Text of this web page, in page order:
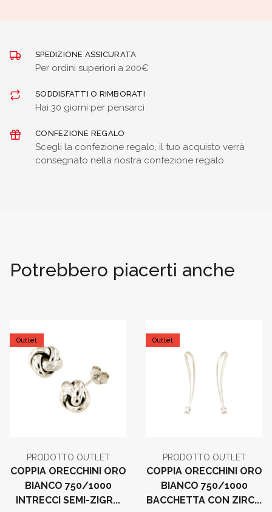
SPEDIZIONE ASSICURATA
Per ordini superiori a 200€
SODDISFATTI O RIMBORATI
Hai 30 giorni per pensarci
CONFEZIONE REGALO
Scegli la confezione regalo, il tuo acquisto verrà
consegnato nella nostra confezione regalo
Potrebbero piacerti anche
Outlet
PRODOTTO OUTLET
COPPIA ORECCHINI ORO
BIANCO 750/1000
INTRECCI SEMI-ZIGR...
Outlet
PRODOTTO OUTLET
COPPIA ORECCHINI ORO
BIANCO 750/1000
BACCHETTA CON ZIRC...